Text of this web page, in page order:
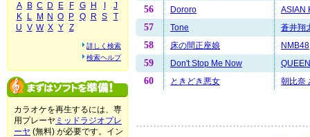
A
B C D E F G H
J
K
L M N O P Q R S
T
U V W X Y Z
詳しく検索
検索ヘルプ
カラオケを再生するには、専
用プレーヤ ミッドラジオプレ
ーヤ (無料) が必要です。イン
56 Dororo ASIAN
57 Tone 蒼井翔
58 床の間正座娘 NMB48
59 Don't Stop Me Now QUEEN
60 ときどき悪女 朝比奈